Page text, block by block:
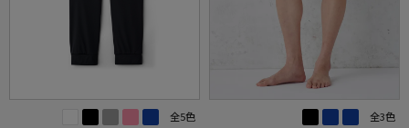
全5色 全3色